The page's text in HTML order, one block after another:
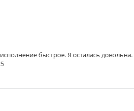
быстрое. Я осталась